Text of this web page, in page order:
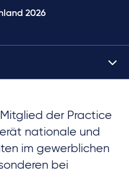
2026
der Practice
nationale und
im gewerblichen
bei